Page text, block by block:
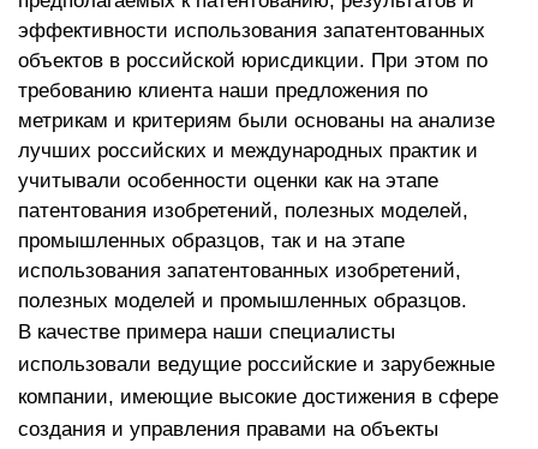
эффективности использования запатентованных
объектов в российской юрисдикции. При этом по
требованию клиента наши предложения по
метрикам и критериям были основаны на анализе
лучших российских и международных практик и
учитывали особенности оценки как на этапе
патентования изобретений, полезных моделей,
промышленных образцов, так и на этапе
использования запатентованных изобретений,
полезных моделей и промышленных образцов.
В качестве примера наши специалисты
использовали ведущие российские и зарубежные
компании, имеющие высокие достижения в сфере
создания и управления правами на объекты